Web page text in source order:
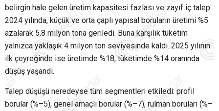
belirgin hale gelen üretim kapasitesi fazlası ve zayıf iç talep.
2024 yılında, küçük ve orta çaplı yapısal boruların üretimi %5
azalarak 5,8 milyon tona geriledi. Buna karşılık tüketim
yalnızca yaklaşık 4 milyon ton seviyesinde kaldı. 2025 yılının
ilk çeyreğinde ise üretimde %18, tüketimde %14 oranında
düşüş yaşandı.
Talep düşüşü neredeyse tüm segmentleri etkiledi: profil
borular (%–5), genel amaçlı borular (%–7), rulman boruları (%–